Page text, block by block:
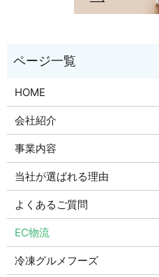
HOME
会社紹介
事業内容
当社が選ばれる理由
よくあるご質問
EC物流
冷凍グルメフーズ